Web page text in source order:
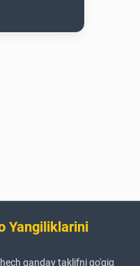
Yangiliklarini
qanday taklifni qo'qiq